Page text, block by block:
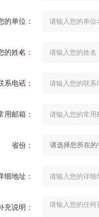
的单位：
的姓名：
系电话：
用邮箱：
省份：
细地址：
充说明：